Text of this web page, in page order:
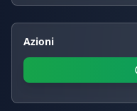
Azioni